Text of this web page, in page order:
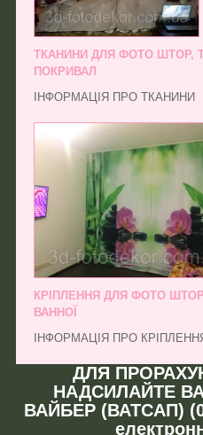
ТКАНИНИ ДЛЯ ФОТО ШТОР,
ПОКРИВАЛ
ІНФОРМАЦІЯ ПРО ТКАНИНИ
КРІПЛЕННЯ ДЛЯ ФОТО
ВАННОЇ
ІНФОРМАЦІЯ ПРО
ДЛЯ
НАДСИЛАЙТЕ
ВАЙБЕР (ВАТСАП)